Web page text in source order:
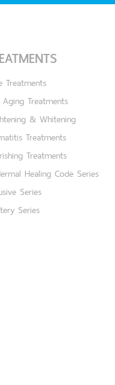
Treatments
Treatments
& Whitening
Treatments
Treatments
Healing Code Series
Series
Series